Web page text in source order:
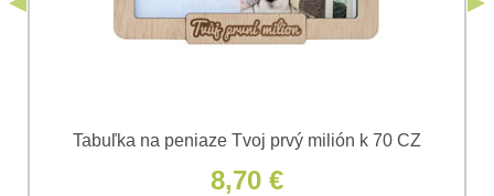
Tabuľka na peniaze Tvoj prvý milión k 70 CZ
8,70 €